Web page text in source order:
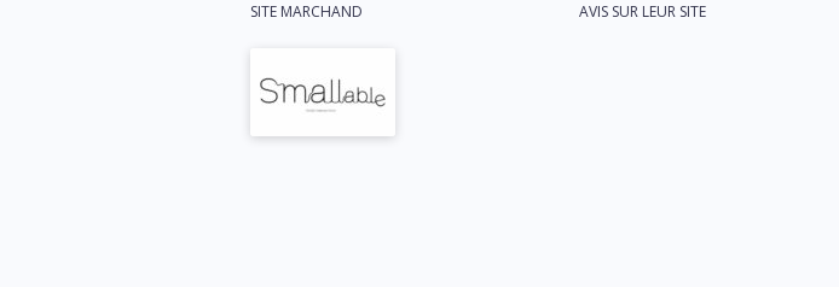
SITE MARCHAND AVIS SUR LEUR SITE